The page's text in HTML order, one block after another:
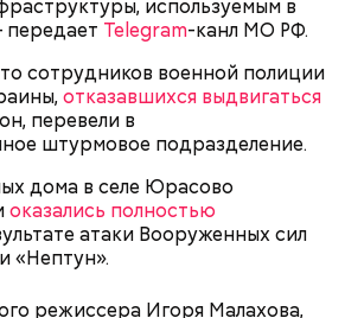
используемым в
Telegram-канл МО РФ.
сотрудников военной полиции
отказавшихся выдвигаться
перевели в
штурмовое подразделение.
дома в селе Юрасово
оказались полностью
атаки Вооруженных сил
«Нептун».
режиссера Игоря Малахова,
женщинам;
иммунной системой;